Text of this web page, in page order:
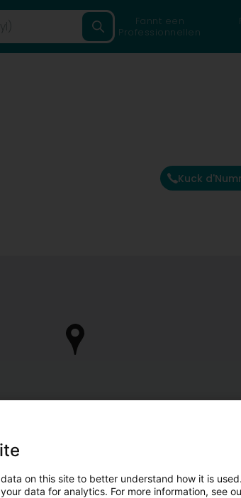
Fannt een
Professionnellen
Kuck
on this site to better understand how it is
data for analytics. For more information, see